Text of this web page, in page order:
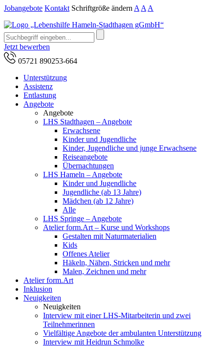
Jobangebote Kontakt Schriftgröße ändern A A A
Jetzt bewerben
05721 890253-664
Unterstützung
Assistenz
Entlastung
Angebote
Angebote
LHS Stadthagen – Angebote
Erwachsene
Kinder und Jugendliche
Kinder, Jugendliche und junge Erwachsene
Reiseangebote
Übernachtungen
LHS Hameln – Angebote
Kinder und Jugendliche
Jugendliche (ab 13 Jahre)
Mädchen (ab 12 Jahre)
Alle
LHS Springe – Angebote
Atelier form.Art – Kurse und Workshops
Gestalten mit Naturmaterialien
Kids
Offenes Atelier
Häkeln, Nähen, Stricken und mehr
Malen, Zeichnen und mehr
Atelier form.Art
Inklusion
Neuigkeiten
Neuigkeiten
Interview mit einer LHS-Mitarbeiterin und zwei
Teilnehmerinnen
Vielfältige Angebote der ambulanten Unterstützung
Interview mit Heidrun Schmolke